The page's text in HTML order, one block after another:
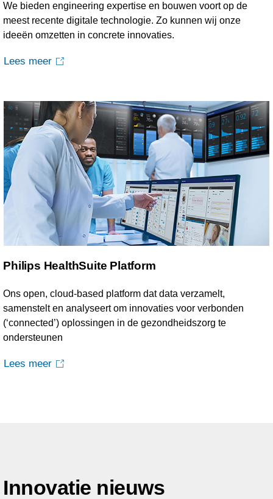
We bieden engineering expertise en bouwen voort op de
meest recente digitale technologie. Zo kunnen wij onze
ideeën omzetten in concrete innovaties.
Lees meer
Philips HealthSuite Platform
Ons open, cloud-based platform dat data verzamelt,
samenstelt en analyseert om innovaties voor verbonden
(‘connected’) oplossingen in de gezondheidszorg te
ondersteunen
Lees meer
Innovatie nieuws